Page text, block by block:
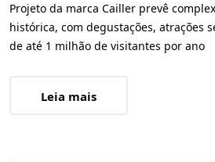
Projeto da marca Cailler prevê
histórica, com degustações, atrações
de até 1 milhão de visitantes por ano
Leia mais